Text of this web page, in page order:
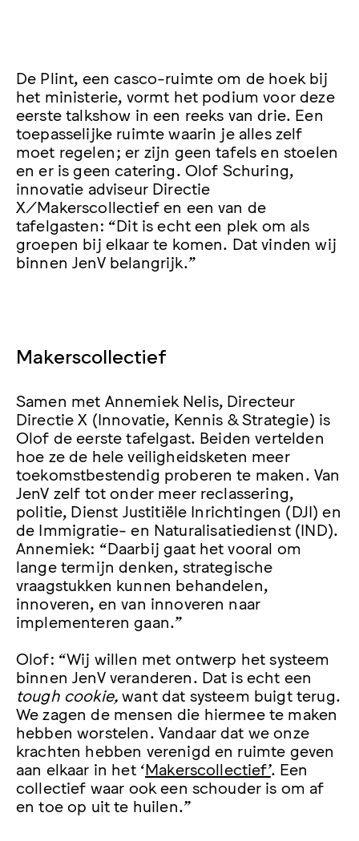
De Plint, een casco-ruimte om de hoek bij
het ministerie, vormt het podium voor deze
eerste talkshow in een reeks van drie. Een
toepasselijke ruimte waarin je alles zelf
moet regelen; er zijn geen tafels en stoelen
en er is geen catering. Olof Schuring,
innovatie adviseur Directie
X/Makerscollectief en een van de
tafelgasten: “Dit is echt een plek om als
groepen bij elkaar te komen. Dat vinden wij
binnen JenV belangrijk.”
Makerscollectief
Samen met Annemiek Nelis, Directeur
Directie X (Innovatie, Kennis & Strategie) is
Olof de eerste tafelgast. Beiden vertelden
hoe ze de hele veiligheidsketen meer
toekomstbestendig proberen te maken. Van
JenV zelf tot onder meer reclassering,
politie, Dienst Justitiële Inrichtingen (DJI) en
de Immigratie- en Naturalisatiedienst (IND).
Annemiek: “Daarbij gaat het vooral om
lange termijn denken, strategische
vraagstukken kunnen behandelen,
innoveren, en van innoveren naar
implementeren gaan.”
Olof: “Wij willen met ontwerp het systeem
binnen JenV veranderen. Dat is echt een
tough cookie,want dat systeem buigt terug.
We zagen de mensen die hiermee te maken
hebben worstelen. Vandaar dat we onze
krachten hebben verenigd en ruimte geven
aan elkaar in het ‘Makerscollectief’. Een
collectief waar ook een schouder is om af
en toe op uit te huilen.”